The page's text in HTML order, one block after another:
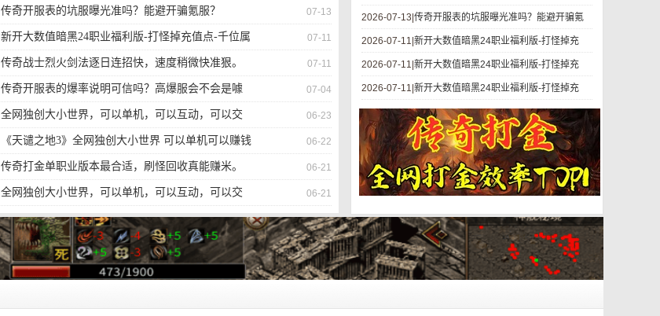
传奇开服表的坑服曝光准吗？能避开骗氪服？ 07-13
新开大数值暗黑24职业福利版-打怪掉充值点-千位属
性-
07-11
传奇战士烈火剑法逐日连招快，速度稍微快准狠。 07-11
传奇开服表的爆率说明可信吗？高爆服会不会是噱
头？
07-04
全网独创大小世界，可以单机，可以互动，可以交
易，可
06-23
《天谴之地3》全网独创大小世界 可以单机可以赚钱
的传
06-22
传奇打金单职业版本最合适，刷怪回收真能赚米。 06-21
全网独创大小世界，可以单机，可以互动，可以交
易，可
06-21
2026-07-13| 传奇开服表的坑服曝光准吗？能避开骗氪
2026-07-11| 新开大数值暗黑24职业福利版-打怪掉充
2026-07-11| 新开大数值暗黑24职业福利版-打怪掉充
2026-07-11| 新开大数值暗黑24职业福利版-打怪掉充